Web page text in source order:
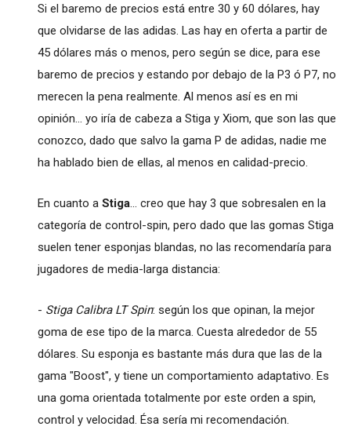
Si el baremo de precios está entre 30 y 60 dólares, hay
que olvidarse de las adidas. Las hay en oferta a partir de
45 dólares más o menos, pero según se dice, para ese
baremo de precios y estando por debajo de la P3 ó P7, no
merecen la pena realmente. Al menos así es en mi
opinión... yo iría de cabeza a Stiga y Xiom, que son las que
conozco, dado que salvo la gama P de adidas, nadie me
ha hablado bien de ellas, al menos en calidad-precio.
En cuanto a Stiga... creo que hay 3 que sobresalen en la
categoría de control-spin, pero dado que las gomas Stiga
suelen tener esponjas blandas, no las recomendaría para
jugadores de media-larga distancia:
- Stiga Calibra LT Spin: según los que opinan, la mejor
goma de ese tipo de la marca. Cuesta alrededor de 55
dólares. Su esponja es bastante más dura que las de la
gama "Boost", y tiene un comportamiento adaptativo. Es
una goma orientada totalmente por este orden a spin,
control y velocidad. Ésa sería mi recomendación.